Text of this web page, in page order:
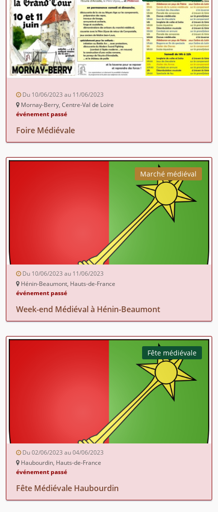
Du 10/06/2023 au 11/06/2023
Mornay-Berry, Centre-Val de Loire
événement passé
Foire Médiévale
Marché médiéval
Du 10/06/2023 au 11/06/2023
Hénin-Beaumont, Hauts-de-France
événement passé
Week-end Médiéval à Hénin-Beaumont
Fête médiévale
Du 02/06/2023 au 04/06/2023
Haubourdin, Hauts-de-France
événement passé
Fête Médiévale Haubourdin